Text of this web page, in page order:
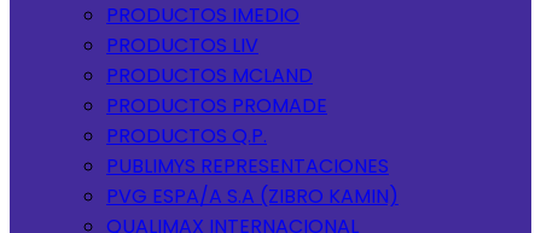
PRODUCTOS IMEDIO
PRODUCTOS LIV
PRODUCTOS MCLAND
PRODUCTOS PROMADE
PRODUCTOS Q.P.
PUBLIMYS REPRESENTACIONES
PVG ESPA/A S.A (ZIBRO KAMIN)
QUALIMAX INTERNACIONAL